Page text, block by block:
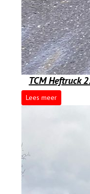
TCM Heftruck
Lees meer